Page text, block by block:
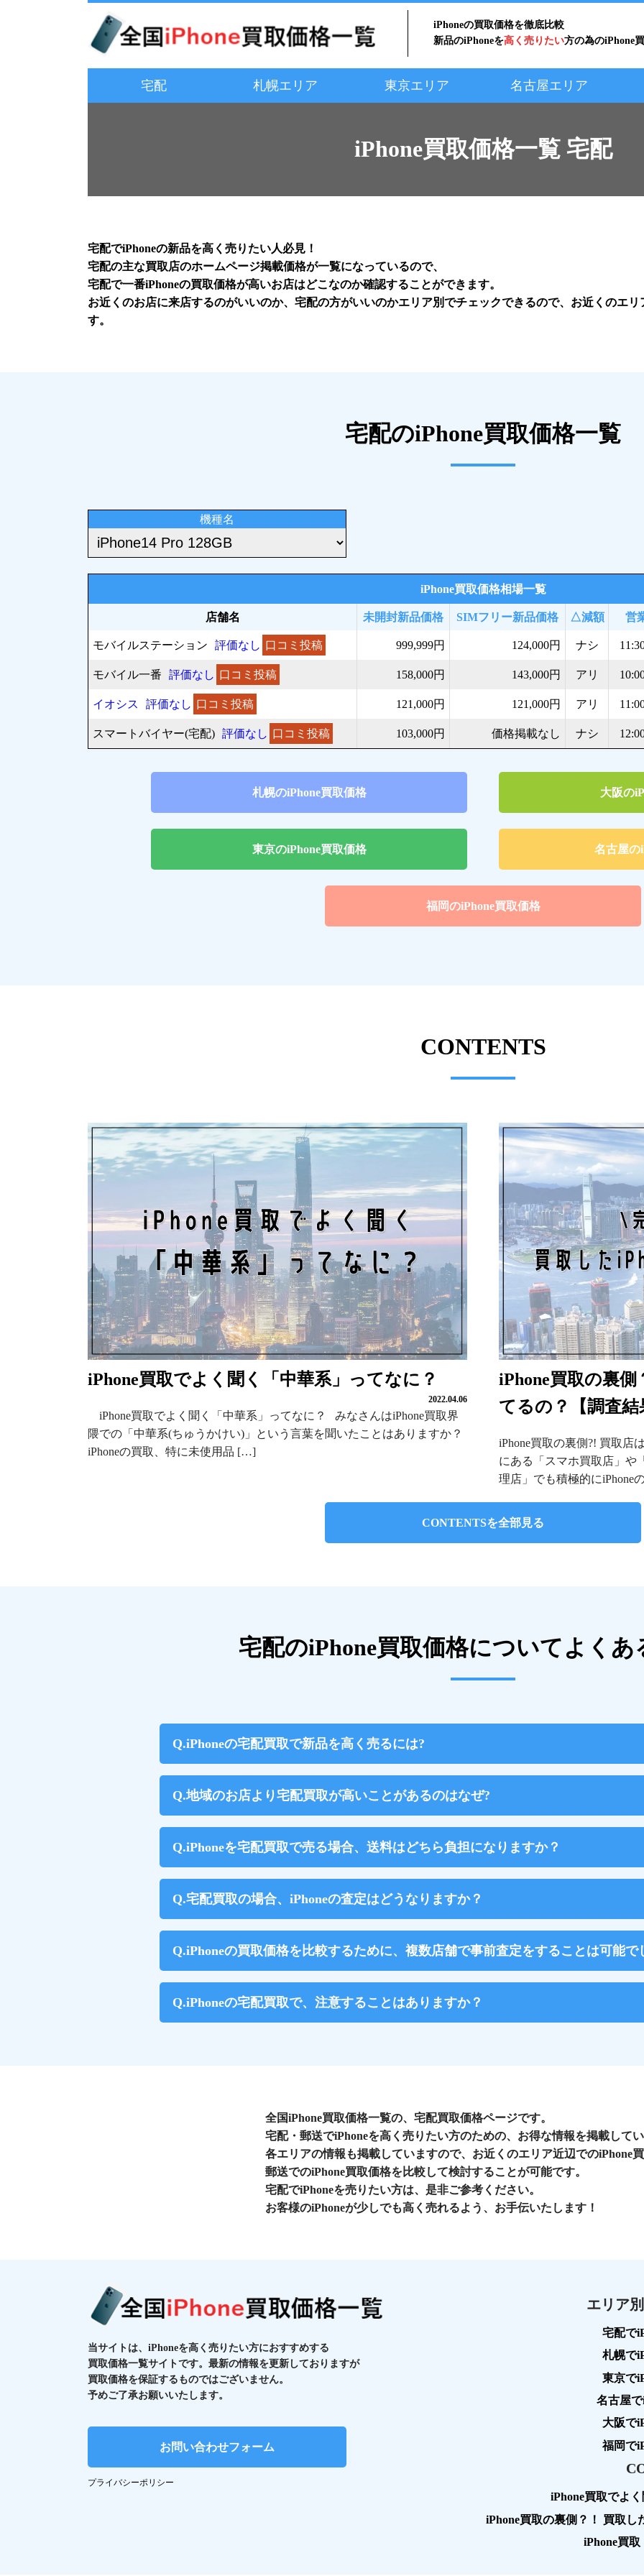
iPhoneの買取価格を徹底比較
新品のiPhoneを高く売りたい方の為のiPhone
宅配 札幌エリア 東京エリア 名古屋エリア
iPhone買取価格一覧 宅配
宅配でiPhoneの新品を高く売りたい人必見！
宅配の主な買取店のホームページ掲載価格が一覧になっているので、
宅配で一番iPhoneの買取価格が高いお店はどこなのか確認することができます。
お近くのお店に来店するのがいいのか、宅配の方がいいのかエリア別でチェックできるので、お近くのエ
す。
宅配のiPhone買取価格一覧
機種名
iPhone買取価格相場一覧
店舗名 未開封新品価格 SIMフリー新品価格 △減額 営
モバイルステーション 評価なし 口コミ投稿 999,999円 124,000円 ナシ
モバイル一番 評価なし 口コミ投稿 158,000円 143,000円 アリ
イオシス 評価なし 口コミ投稿 121,000円 121,000円 アリ
スマートバイヤー(宅配) 評価なし 口コミ投稿 103,000円 価格掲載なし ナシ
札幌のiPhone買取価格 大阪の
東京のiPhone買取価格 名古屋の
福岡のiPhone買取価格
CONTENTS
iPhone買取でよく聞く「中華系」ってなに？
2022.04.06
iPhone買取でよく聞く「中華系」ってなに？ みなさんはiPhone買取界
隈での「中華系(ちゅうかけい)」という言葉を聞いたことはありますか？
iPhoneの買取、特に未使用品 […]
iPhone買取の裏
てるの？【調査結
iPhone買取の裏側?! 買取
にある「スマホ買取店」や
理店」でも積極的にiPhone
CONTENTSを全部見る
宅配のiPhone買取価格についてよくあ
iPhoneの宅配買取で新品を高く売るには?
地域のお店より宅配買取が高いことがあるのはなぜ?
iPhoneを宅配買取で売る場合、送料はどちら負担になりますか？
宅配買取の場合、iPhoneの査定はどうなりますか？
iPhoneの買取価格を比較するために、複数店舗で事前査定をすることは可能で
iPhoneの宅配買取で、注意することはありますか？
全国iPhone買取価格一覧の、宅配買取価格ページです。
宅配・郵送でiPhoneを高く売りたい方のための、お得な情報を掲載して
各エリアの情報も掲載していますので、お近くのエリア近辺でのiPhone
郵送でのiPhone買取価格を比較して検討することが可能です。
宅配でiPhoneを売りたい方は、是非ご参考ください。
お客様のiPhoneが少しでも高く売れるよう、お手伝いたします！
当サイトは、iPhoneを高く売りたい方におすすめする
買取価格一覧サイトです。最新の情報を更新しておりますが
買取価格を保証するものではございません。
予めご了承お願いいたします。
お問い合わせフォーム
プライバシーポリシー
エリア
宅配で
札幌で
東京で
名古屋
大阪で
福岡で
iPhone買取でよ
iPhone買取の裏側？！ 買取し
iPhone買